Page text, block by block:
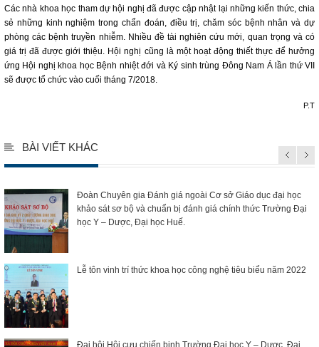
Các nhà khoa học tham dự hội nghị đã được cập nhật lại những kiến thức, chia
sẻ những kinh nghiệm trong chẩn đoán, điều trị, chăm sóc bệnh nhân và dự
phòng các bệnh truyền nhiễm. Nhiều đề tài nghiên cứu mới, quan trọng và có
giá trị đã được giới thiệu. Hội nghị cũng là một hoạt động thiết thực để hưởng
ứng Hội nghị khoa học Bệnh nhiệt đới và Ký sinh trùng Đông Nam Á lần thứ VII
sẽ được tổ chức vào cuối tháng 7/2018.
P.T
BÀI VIẾT KHÁC
Đoàn Chuyên gia Đánh giá ngoài Cơ sở Giáo dục đại học
khảo sát sơ bộ và chuẩn bị đánh giá chính thức Trường Đại
học Y – Dược, Đại học Huế.
Lễ tôn vinh trí thức khoa học công nghệ tiêu biểu năm 2022
Đại hội Hội cựu chiến binh Trường Đại học Y – Dược, Đại